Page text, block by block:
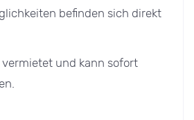
befinden sich direkt
und kann sofort